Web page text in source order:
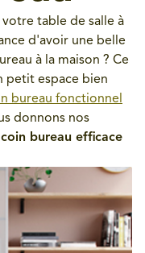
votre table de salle à
d'avoir une belle
à la maison ? Ce
petit espace bien
bureau fonctionnel
donnons nos
coin bureau efficace